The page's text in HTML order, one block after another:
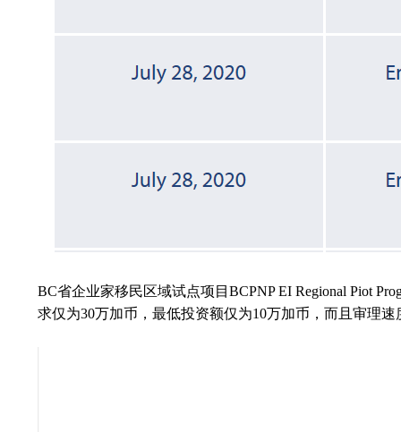
BC省企业家移民区域试点项目BCPNP EI Regional Piot
求仅为30万加币，最低投资额仅为10万加币，而且审理